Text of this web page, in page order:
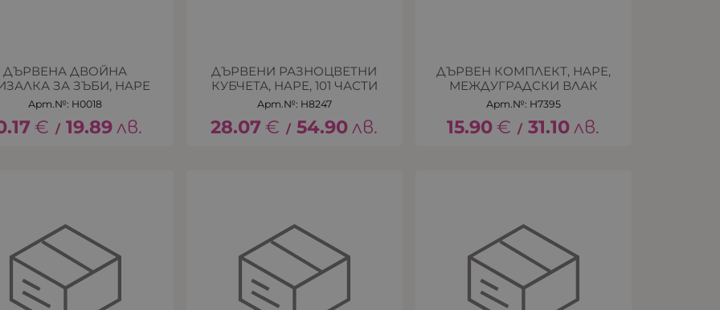
ДЪРВЕНА ДВОЙНА
ЗА ЗЪБИ, HAPE
Арт.№: H0018
€ / 19.89лв.
ДЪРВЕНИ РАЗНОЦВЕТНИ
КУБЧЕТА, HAPE, 101 ЧАСТИ
Арт.№: H8247
28.07 € / 54.90лв.
ДЪРВЕН КОМПЛЕКТ, HAPE,
МЕЖДУГРАДСКИ ВЛАК
Арт.№: H7395
15.90€ / 31.10лв.